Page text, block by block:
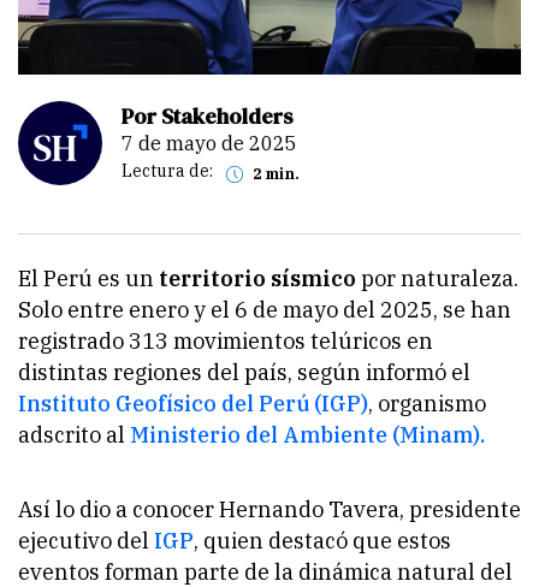
Por Stakeholders
7 de mayo de 2025
Lectura de: 2 min.
El Perú es un territorio sísmico por naturaleza.
Solo entre enero y el 6 de mayo del 2025, se han
registrado 313 movimientos telúricos en
distintas regiones del país, según informó el
Instituto Geofísico del Perú (IGP), organismo
adscrito al Ministerio del Ambiente (Minam).
Así lo dio a conocer Hernando Tavera, presidente
ejecutivo del IGP, quien destacó que estos
eventos forman parte de la dinámica natural del